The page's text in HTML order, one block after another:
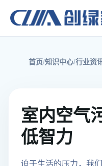
首页 知识中心 行业资
室内空气
低智力
迫于生活的压力，我